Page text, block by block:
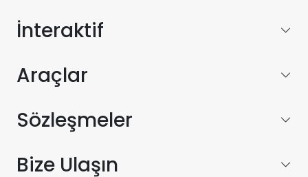
İnteraktif
Araçlar
Sözleşmeler
Bize Ulaşın